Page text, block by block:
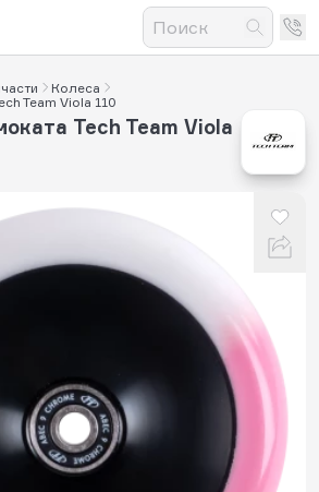
Колеса
Team Viola 110
Tech Team Viola